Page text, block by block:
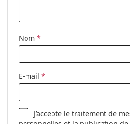
nettoyage:
Oui
Catégorie:
Lunettes de
Marque:
Hugo Boss
Code:
0610/N 5MO
Nom *
E-mail *
J’accepte letraitement de